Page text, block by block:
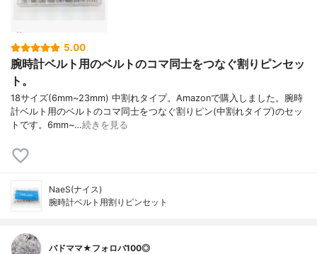
5.00
腕時計ベルト用のベルトのコマ同士をつなぐ割りピンセッ
ト。
18サイズ(6mm~23mm) 中割れタイプ。Amazonで購入しました。腕時
計ベルト用のベルトのコマ同士をつなぐ割りピン(中割れタイプ)のセッ
トです。6mm~…続きを見る
NaeS(ナイス)
腕時計ベルト用割りピンセット
バドママ★フォロバ100◎